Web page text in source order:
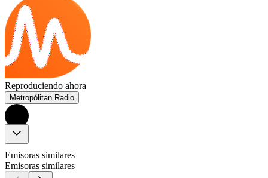
Reproduciendo ahora
Metropólitan Radio
Emisoras similares
Emisoras similares